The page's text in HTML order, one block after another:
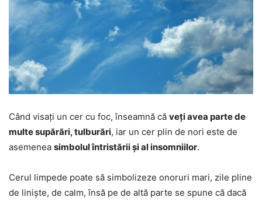
Când visați un cer cu foc, înseamnă că veți avea parte de
multe supărări, tulburări, iar un cer plin de nori este de
asemenea simbolul întristării și al insomniilor.
Cerul limpede poate să simbolizeze onoruri mari, zile pline
de liniște, de calm, însă pe de altă parte se spune că dacă